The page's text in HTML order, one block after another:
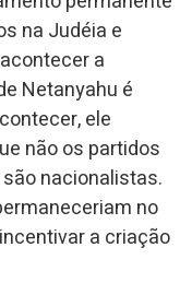
na Judéia e
a
Netanyahu é
ele
não os partidos
nacionalistas.
no
a criação